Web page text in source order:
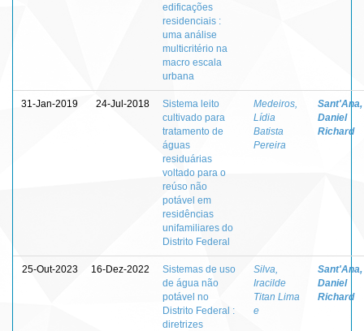
edificações
residenciais :
uma análise
multicritério na
macro escala
urbana
31-Jan-2019 24-Jul-2018
Sistema leito
cultivado para
tratamento de
águas
residuárias
voltado para o
reúso não
potável em
residências
unifamiliares do
Distrito Federal
Medeiros,
Lídia
Batista
Pereira
Sant'Ana,
Daniel
Richard
25-Out-2023 16-Dez-2022
Sistemas de uso
de água não
potável no
Distrito Federal :
diretrizes
Silva,
Iracilde
Titan Lima
e
Sant'Ana,
Daniel
Richard